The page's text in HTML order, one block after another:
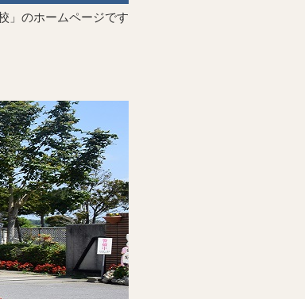
」のホームページです